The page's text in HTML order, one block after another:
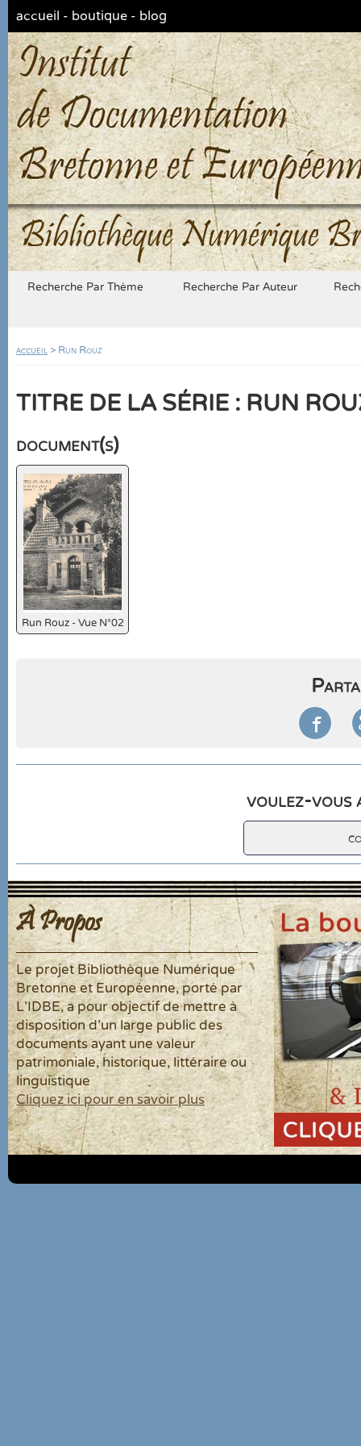
accueil - boutique - blog
Bibliothèque Numérique
Recherche Par Thème Recherche Par Auteur
accueil > Run Rouz
TITRE DE LA SÉRIE : RUN
document(s)
Run Rouz - Vue N°02

voulez-vous
À Propos
Le projet Bibliothèque Numérique
Bretonne et Européenne, porté par
L'IDBE, a pour objectif de mettre à
disposition d'un large public des
documents ayant une valeur
patrimoniale, historique, littéraire ou
linguistique
Cliquez ici pour en savoir plus